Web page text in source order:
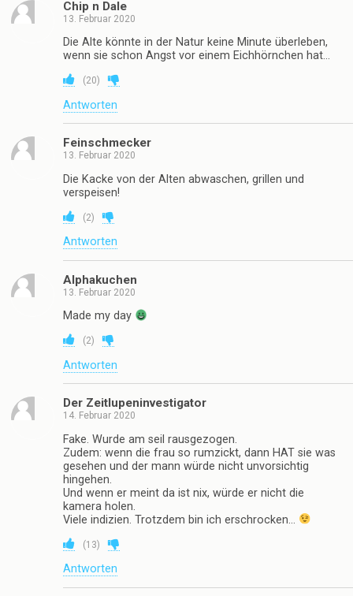
Chip n Dale
13. Februar 2020
Die Alte könnte in der Natur keine Minute überleben,
wenn sie schon Angst vor einem Eichhörnchen hat…
(20)
Antworten
Feinschmecker
13. Februar 2020
Die Kacke von der Alten abwaschen, grillen und
verspeisen!
(2)
Antworten
Alphakuchen
13. Februar 2020
Made my day
(2)
Antworten
Der Zeitlupeninvestigator
14. Februar 2020
Fake. Wurde am seil rausgezogen.
Zudem: wenn die frau so rumzickt, dann HAT sie was
gesehen und der mann würde nicht unvorsichtig
hingehen.
Und wenn er meint da ist nix, würde er nicht die
kamera holen.
Viele indizien. Trotzdem bin ich erschrocken…
(13)
Antworten